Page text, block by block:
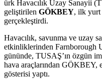
ürk Havacılık Uzay Sanayii
geliştirilen GÖKBEY, ilk yurt
gerçekleştirdi.
Havacılık, savunma ve uzay
etkinliklerinden Farnborough
gününde, TUSAŞ’ın özgün
hava araçlarından GÖKBEY,
gösterisi yaptı.